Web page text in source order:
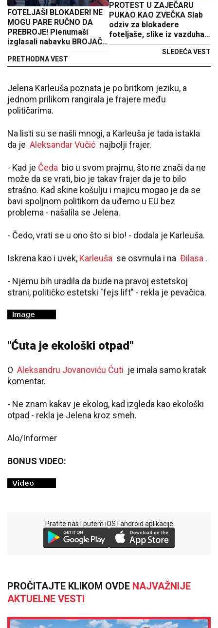
FOTELJAŠI BLOKADERI NE
MOGU PARE RUČNO DA
PREBROJE! Plenumaši
izglasali nabavku BROJAČA
PARA! (FOTO)
PRETHODNA VEST
PROTEST U ZAJEČARU
PUKAO KAO ZVEČKA Slab
odziv za blokadere
foteljaše, slike iz vazduha
SVE govore (FOTO)
SLEDEĆA VEST
Jelena Karleuša poznata je po britkom jeziku, a
jednom prilikom rangirala je frajere među
političarima.
Na listi su se našli mnogi, a Karleuša je tada istakla
da je Aleksandar Vučić najbolji frajer.
- Kad je Čeda bio u svom prajmu, što ne znači da ne
može da se vrati, bio je takav frajer da je to bilo
strašno. Kad skine košulju i majicu mogao je da se
bavi spoljnom politikom da uđemo u EU bez
problema - našalila se Jelena.
- Čedo, vrati se u ono što si bio! - dodala je Karleuša.
Iskrena kao i uvek, Karleuša se osvrnula i na Đilasa .
- Njemu bih uradila da bude na pravoj estetskoj
strani, političko estetski "fejs lift" - rekla je pevačica.
"Ćuta je ekološki otpad"
O Aleksandru Jovanoviću Ćuti je imala samo kratak
komentar.
- Ne znam kakav je ekolog, kad izgleda kao ekološki
otpad - rekla je Jelena kroz smeh.
Alo/Informer
BONUS VIDEO:
Pratite nas i putem iOS i android aplikacije
PROČITAJTE KLIKOM OVDE NAJVAŽNIJE
AKTUELNE VESTI